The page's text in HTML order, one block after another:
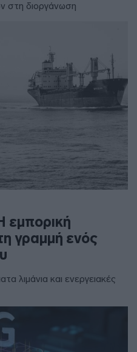
στη διοργάνωση
γραμμή ενός
λιμάνια και ενεργειακές